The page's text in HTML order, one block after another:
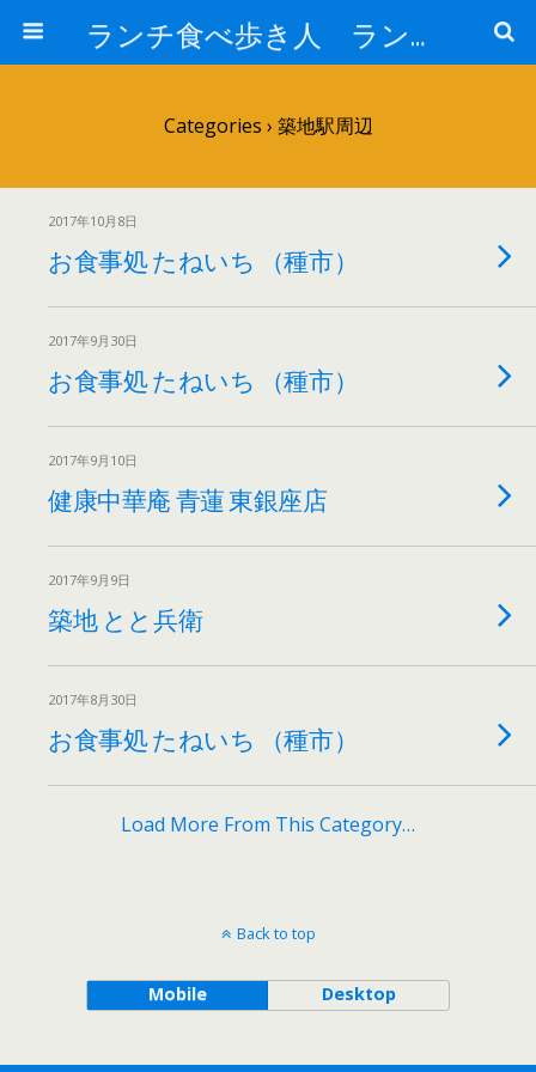
ランチ食べ歩き人 ランチパスポートで美味しいランチ 安い 贅沢 おいしい
Categories › 築地駅周辺
2017年10月8日
お食事処 たねいち （種市）
2017年9月30日
お食事処 たねいち （種市）
2017年9月10日
健康中華庵 青蓮 東銀座店
2017年9月9日
築地 とと兵衛
2017年8月30日
お食事処 たねいち （種市）
Load More From This Category…
Back to top
Mobile Desktop